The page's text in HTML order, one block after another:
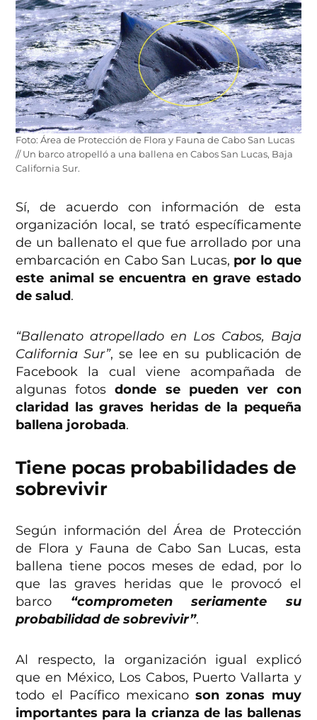
Foto: Área de Protección de Flora y Fauna de Cabo San Lucas
// Un barco atropelló a una ballena en Cabos San Lucas, Baja
California Sur.
Sí, de acuerdo con información de esta
organización local, se trató específicamente
de un ballenato el que fue arrollado por una
embarcación en Cabo San Lucas, por lo que
este animal se encuentra en grave estado
de salud.
“Ballenato atropellado en Los Cabos, Baja
California Sur”, se lee en su publicación de
Facebook la cual viene acompañada de
algunas fotosdonde se pueden ver con
claridad las graves heridas de la pequeña
ballena jorobada.
Tiene pocas probabilidades de
sobrevivir
Según información del Área de Protección
de Flora y Fauna de Cabo San Lucas, esta
ballena tiene pocos meses de edad, por lo
que las graves heridas que le provocó el
barco “comprometen seriamente su
probabilidad de sobrevivir”.
Al respecto, la organización igual explicó
que en México, Los Cabos, Puerto Vallarta y
todo el Pacífico mexicanoson zonas muy
importantes para la crianza de las ballenas